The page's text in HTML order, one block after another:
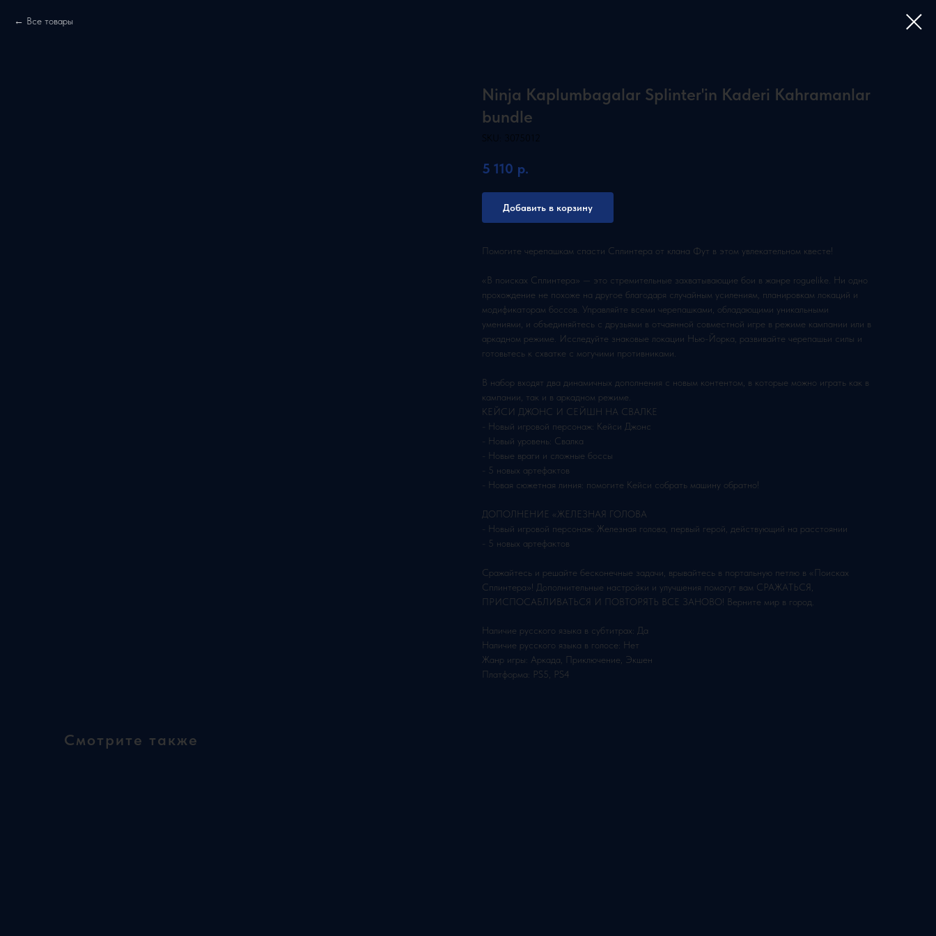
Все товары
Ninja Kaplumbagalar Splinter'in Kaderi Kahramanlar
bundle
SKU: 3075012
5 110 р.
Добавить в корзину
Помогите черепашкам спасти Сплинтера от клана Фут в этом увлекательном квесте!
«В поисках Сплинтера» — это стремительные захватывающие бои в жанре roguelike. Ни одно
прохождение не похоже на другое благодаря случайным усилениям, планировкам локаций и
модификаторам боссов. Управляйте всеми черепашками, обладающими уникальными
умениями, и объединяйтесь с друзьями в отчаянной совместной игре в режиме кампании или в
аркадном режиме. Исследуйте знаковые локации Нью-Йорка, развивайте черепашьи силы и
готовьтесь к схватке с могучими противниками.
В набор входят два динамичных дополнения с новым контентом, в которые можно играть как в
кампании, так и в аркадном режиме.
КЕЙСИ ДЖОНС И СЕЙШН НА СВАЛКЕ
- Новый игровой персонаж: Кейси Джонс
- Новый уровень: Свалка
- Новые враги и сложные боссы
- 5 новых артефактов
- Новая сюжетная линия: помогите Кейси собрать машину обратно!
ДОПОЛНЕНИЕ «ЖЕЛЕЗНАЯ ГОЛОВА
- Новый игровой персонаж: Железная голова, первый герой, действующий на расстоянии
- 5 новых артефактов
Сражайтесь и решайте бесконечные задачи, врывайтесь в портальную петлю в «Поисках
Сплинтера»! Дополнительные настройки и улучшения помогут вам СРАЖАТЬСЯ,
ПРИСПОСАБЛИВАТЬСЯ И ПОВТОРЯТЬ ВСЕ ЗАНОВО! Верните мир в город.
Наличие русского языка в субтитрах: Да
Наличие русского языка в голосе: Нет
Жанр игры: Аркада, Приключение, Экшен
Платформа: PS5, PS4
Смотрите также